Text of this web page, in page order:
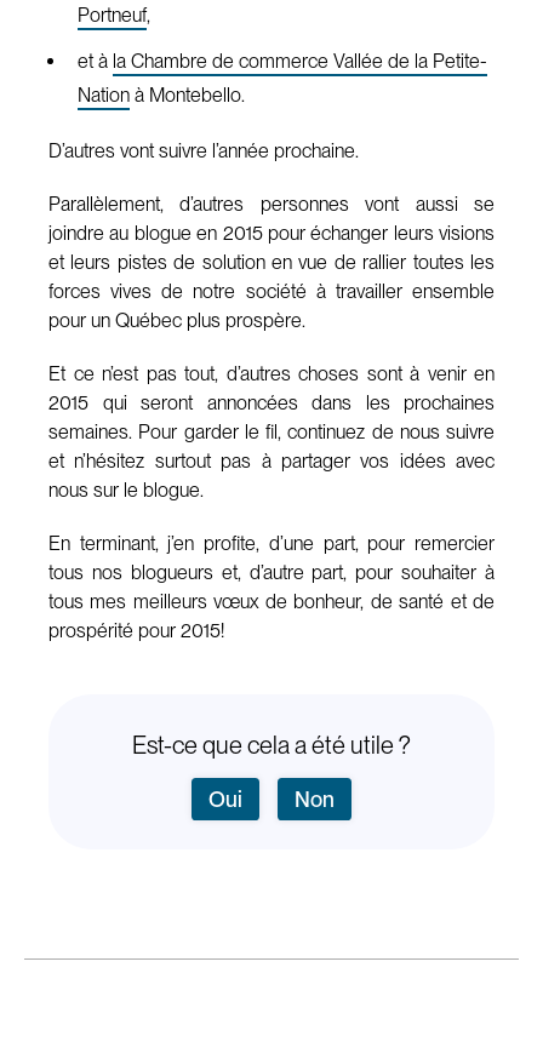
Portneuf,
et à la Chambre de commerce Vallée de la Petite-
Nation à Montebello.
D’autres vont suivre l’année prochaine.
Parallèlement, d’autres personnes vont aussi se
joindre au blogue en 2015 pour échanger leurs visions
et leurs pistes de solution en vue de rallier toutes les
forces vives de notre société à travailler ensemble
pour un Québec plus prospère.
Et ce n’est pas tout, d’autres choses sont à venir en
2015 qui seront annoncées dans les prochaines
semaines. Pour garder le fil, continuez de nous suivre
et n’hésitez surtout pas à partager vos idées avec
nous sur le blogue.
En terminant, j’en profite, d’une part, pour remercier
tous nos blogueurs et, d’autre part, pour souhaiter à
tous mes meilleurs vœux de bonheur, de santé et de
prospérité pour 2015!
Est-ce que cela a été utile ?
Oui Non